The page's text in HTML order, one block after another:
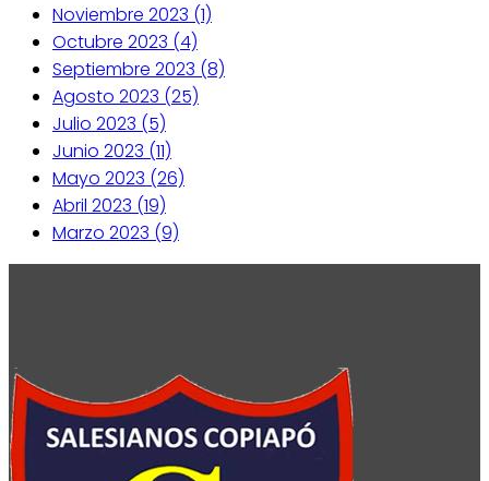
Noviembre 2023 (1)
Octubre 2023 (4)
Septiembre 2023 (8)
Agosto 2023 (25)
Julio 2023 (5)
Junio 2023 (11)
Mayo 2023 (26)
Abril 2023 (19)
Marzo 2023 (9)